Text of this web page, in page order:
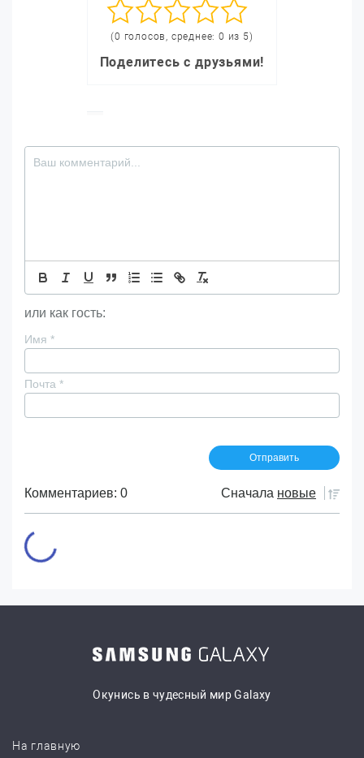
(0 голосов, среднее: 0 из 5)
Поделитесь с друзьями!
или как гость:
Имя *
Почта *
Комментариев: 0 Сначала новые
Окунись в чудесный мир Galaxy
На главную